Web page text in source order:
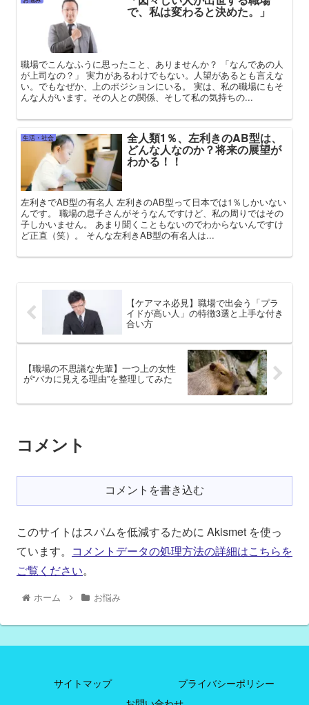
で、私は変わると決めた。」
職場でこんなふうに思ったこと、ありませんか？ 「なんであの人
が上司なの？」 実力があるわけでもない。人望があるとも言えな
い。でもなぜか、上のポジションにいる。 実は、私の職場にもそ
んな人がいます。その人との関係、そして私の気持ちの...
生活・社会 全人類1％、左利きのAB型は、
どんな人なのか？将来の展望が
わかる！！
左利きでAB型の有名人 左利きのAB型って日本では1％しかいない
んです。 職場の息子さんがそうなんですけど、私の周りではその
子しかいません。 あまり聞くこともないのでわからないんですけ
ど正直（笑）。 そんな左利きAB型の有名人は...
【ケアマネ必見】職場で出会う「プラ
イドが高い人」の特徴3選と上手な付き
合い方
【職場の不思議な先輩】一つ上の女性
が“バカに見える理由”を整理してみた
コメント
コメントを書き込む
このサイトはスパムを低減するために Akismet を使っ
ています。 コメントデータの処理方法の詳細はこちらを
ご覧ください。
ホーム お悩み
サイトマップ
プライバシーポリシー